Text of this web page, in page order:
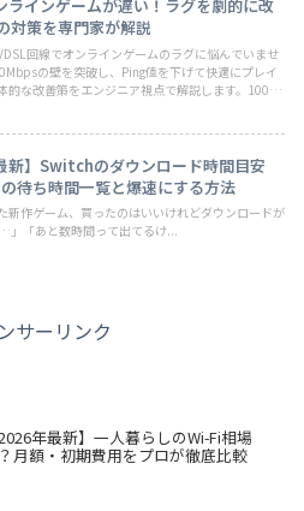
ラインゲームが遅い！ラグを劇的に改
対策を専門家が解説
回線でオンラインゲームのラグに悩んでいませ
の壁を突破し、Ping値を下げて快適にプレイ
的な改善策をエンジニア視点で解説します。100均
新】Switchのダウンロード時間目安
待ち時間一覧と爆速にする方法
新作ゲーム、買ったのはいいけれどダウンロードが
「あと数時間って出てるけ...
サーリンク
2026年最新】一人暮らしのWi-Fi相場
月額・初期費用をプロが徹底比較